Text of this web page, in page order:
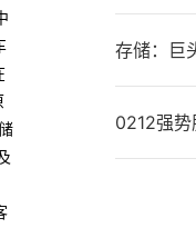
0212强